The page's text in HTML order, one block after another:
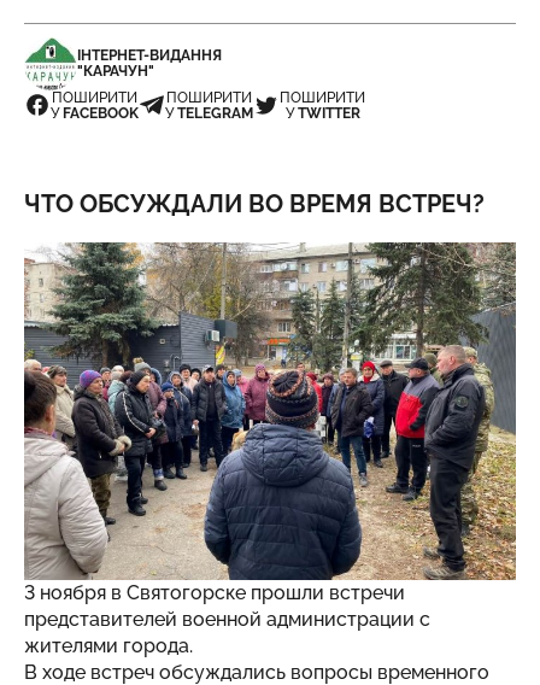
ІНТЕРНЕТ-ВИДАННЯ
"КАРАЧУН"
ПОШИРИТИ
У FACEBOOK
ПОШИРИТИ
УTELEGRAM
ПОШИРИТИ
УTWITTER
ЧТО ОБСУЖДАЛИ ВО ВРЕМЯ ВСТРЕЧ?
3 ноября в Святогорске прошли встречи
представителей военной администрации с
жителями города.
В ходе встреч обсуждались вопросы временного